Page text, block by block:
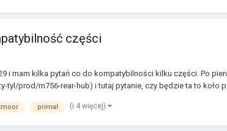
części
i mam kilka pytań co do kompatybilności kilku części. Po
prod/m756-rear-hub) i tutaj pytanie, czy będzie ta to koło
primal (i 4 więcej)